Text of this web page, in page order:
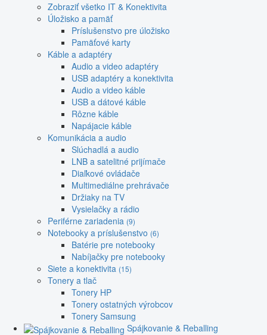
Zobraziť všetko IT & Konektivita
Úložisko a pamäť
Príslušenstvo pre úložisko
Pamäťové karty
Káble a adaptéry
Audio a video adaptéry
USB adaptéry a konektivita
Audio a video káble
USB a dátové káble
Rôzne káble
Napájacie káble
Komunikácia a audio
Slúchadlá a audio
LNB a satelitné prijímače
Diaľkové ovládače
Multimediálne prehrávače
Držiaky na TV
Vysielačky a rádio
Periférne zariadenia (9)
Notebooky a príslušenstvo (6)
Batérie pre notebooky
Nabíjačky pre notebooky
Siete a konektivita (15)
Tonery a tlač
Tonery HP
Tonery ostatných výrobcov
Tonery Samsung
Spájkovanie & Reballing